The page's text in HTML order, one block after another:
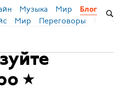
Музыка Мир
Блог
Мир Переговоры